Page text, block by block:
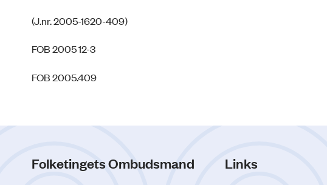
(J.nr. 2005-1620-409)
FOB 2005 12-3
FOB 2005.409
Folketingets Ombudsmand Links